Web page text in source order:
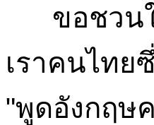
ขอชวนใ
เราคนไทย
"พูดอังกฤษ